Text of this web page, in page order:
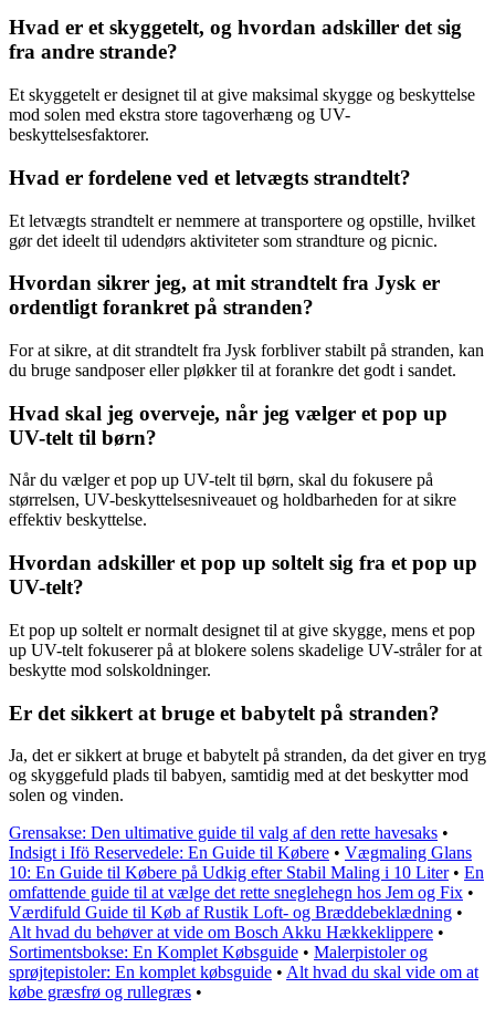
Hvad er et skyggetelt, og hvordan adskiller det sig
fra andre strande?
Et skyggetelt er designet til at give maksimal skygge og beskyttelse
mod solen med ekstra store tagoverhæng og UV-
beskyttelsesfaktorer.
Hvad er fordelene ved et letvægts strandtelt?
Et letvægts strandtelt er nemmere at transportere og opstille, hvilket
gør det ideelt til udendørs aktiviteter som strandture og picnic.
Hvordan sikrer jeg, at mit strandtelt fra Jysk er
ordentligt forankret på stranden?
For at sikre, at dit strandtelt fra Jysk forbliver stabilt på stranden, kan
du bruge sandposer eller pløkker til at forankre det godt i sandet.
Hvad skal jeg overveje, når jeg vælger et pop up
UV-telt til børn?
Når du vælger et pop up UV-telt til børn, skal du fokusere på
størrelsen, UV-beskyttelsesniveauet og holdbarheden for at sikre
effektiv beskyttelse.
Hvordan adskiller et pop up soltelt sig fra et pop up
UV-telt?
Et pop up soltelt er normalt designet til at give skygge, mens et pop
up UV-telt fokuserer på at blokere solens skadelige UV-stråler for at
beskytte mod solskoldninger.
Er det sikkert at bruge et babytelt på stranden?
Ja, det er sikkert at bruge et babytelt på stranden, da det giver en tryg
og skyggefuld plads til babyen, samtidig med at det beskytter mod
solen og vinden.
Grensakse: Den ultimative guide til valg af den rette havesaks •
Indsigt i Ifö Reservedele: En Guide til Købere • Vægmaling Glans
10: En Guide til Købere på Udkig efter Stabil Maling i 10 Liter• En
omfattende guide til at vælge det rette sneglehegn hos Jem og Fix •
Værdifuld Guide til Køb af Rustik Loft- og Bræddebeklædning •
Alt hvad du behøver at vide om Bosch Akku Hækkeklippere •
Sortimentsbokse: En Komplet Købsguide • Malerpistoler og
sprøjtepistoler: En komplet købsguide • Alt hvad du skal vide om at
købe græsfrø og rullegræs •